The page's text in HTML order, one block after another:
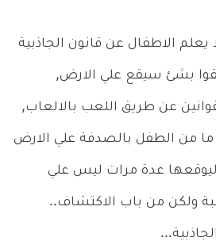
الاطفال عن قانون الجاذبية
بشئ سيقع علي الارض,
عن طريق اللعب بالالعاب,
ما من الطفل بالصدفة علي الارض
عدة مرات ليس علي
ولكن من باب الاكتشاف..